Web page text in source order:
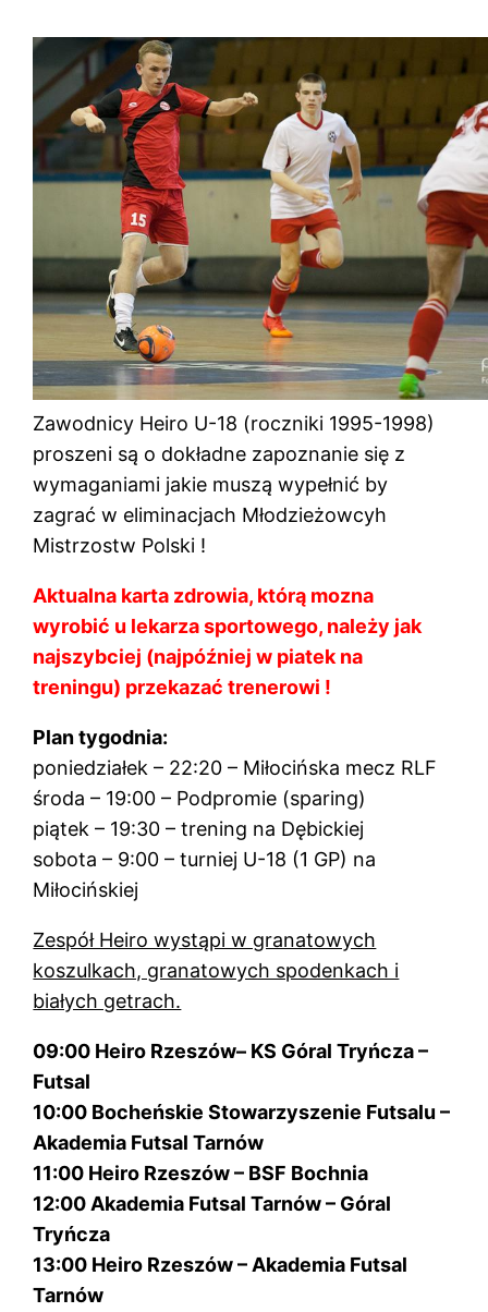
Zawodnicy Heiro U-18 (roczniki 1995-1998)
proszeni są o dokładne zapoznanie się z
wymaganiami jakie muszą wypełnić by
zagrać w eliminacjach Młodzieżowcyh
Mistrzostw Polski !
Aktualna karta zdrowia, którą mozna
wyrobić u lekarza sportowego, należy jak
najszybciej (najpóźniej w piatek na
treningu) przekazać trenerowi !
Plan tygodnia:
poniedziałek – 22:20 – Miłocińska mecz RLF
środa – 19:00 – Podpromie (sparing)
piątek – 19:30 – trening na Dębickiej
sobota – 9:00 – turniej U-18 (1 GP) na
Miłocińskiej
Zespół Heiro wystąpi w granatowych
koszulkach, granatowych spodenkach i
białych getrach.
09:00 Heiro Rzeszów– KS Góral Tryńcza –
Futsal
10:00 Bocheńskie Stowarzyszenie Futsalu –
Akademia Futsal Tarnów
11:00 Heiro Rzeszów – BSF Bochnia
12:00 Akademia Futsal Tarnów – Góral
Tryńcza
13:00 Heiro Rzeszów – Akademia Futsal
Tarnów